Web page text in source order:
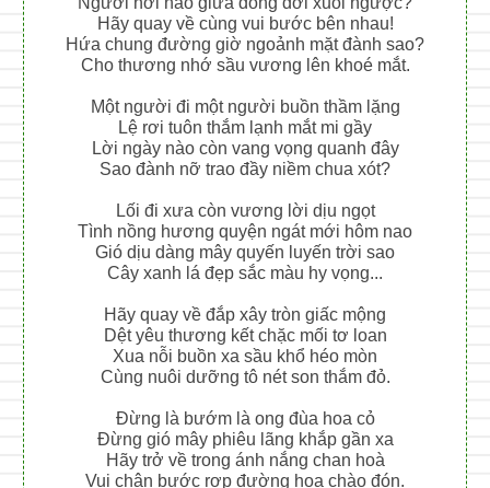
Hãy quay về cùng vui bước bên nhau!
Hứa chung đường giờ ngoảnh mặt đành sao?
Cho thương nhớ sầu vương lên khoé mắt.
Một người đi một người buồn thầm lặng
Lệ rơi tuôn thắm lạnh mắt mi gầy
Lời ngày nào còn vang vọng quanh đây
Sao đành nỡ trao đầy niềm chua xót?
Lối đi xưa còn vương lời dịu ngọt
Tình nồng hương quyện ngát mới hôm nao
Gió dịu dàng mây quyến luyến trời sao
Cây xanh lá đẹp sắc màu hy vọng...
Hãy quay về đắp xây tròn giấc mộng
Dệt yêu thương kết chặc mối tơ loan
Xua nỗi buồn xa sầu khổ héo mòn
Cùng nuôi dưỡng tô nét son thắm đỏ.
Đừng là bướm là ong đùa hoa cỏ
Đừng gió mây phiêu lãng khắp gần xa
Hãy trở về trong ánh nắng chan hoà
Vui chân bước rợp đường hoa chào đón.